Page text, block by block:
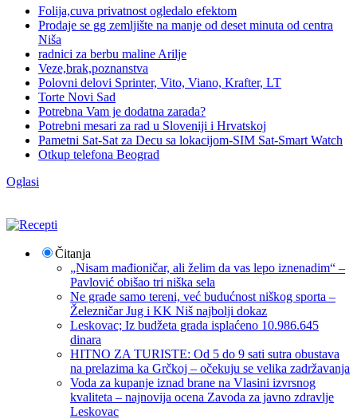
Folija,cuva privatnost ogledalo efektom
Prodaje se gg zemljište na manje od deset minuta od centra
Niša
radnici za berbu maline Arilje
Veze,brak,poznanstva
Polovni delovi Sprinter, Vito, Viano, Krafter, LT
Torte Novi Sad
Potrebna Vam je dodatna zarada?
Potrebni mesari za rad u Sloveniji i Hrvatskoj
Pametni Sat-Sat za Decu sa lokacijom-SIM Sat-Smart Watch
Otkup telefona Beograd
Oglasi
Čitanja
„Nisam mađioničar, ali želim da vas lepo iznenadim“ –
Pavlović obišao tri niška sela
Ne grade samo tereni, već budućnost niškog sporta –
Železničar Jug i KK Niš najbolji dokaz
Leskovac; Iz budžeta grada isplaćeno 10.986.645
dinara
HITNO ZA TURISTE: Od 5 do 9 sati sutra obustava
na prelazima ka Grčkoj – očekuju se velika zadržavanja
Voda za kupanje iznad brane na Vlasini izvrsnog
kvaliteta – najnovija ocena Zavoda za javno zdravlje
Leskovac